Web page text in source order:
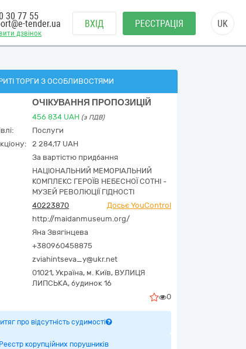
дзвінок
30 77 55
tender.ua ВХІД РЕЄСТРАЦІЯ UK
ТОРГИ З ОСОБЛИВОСТЯМИ
ОЧІКУВАННЯ ПРОПОЗИЦІЙ
456 834 UAH (з ПДВ)
Послуги
2 284,17 UAH
За вартістю придбання
НАЦІОНАЛЬНИЙ МЕМОРІАЛЬНИЙ
КОМПЛЕКС ГЕРОЇВ НЕБЕСНОЇ СОТНІ -
МУЗЕЙ РЕВОЛЮЦІЇ ГІДНОСТІ
40223870
Досьє YouControl
http://maidanmuseum.org/
Яна Звягінцева
+380960458875
zviahintseva_y@ukr.net
01021, Україна, м. Київ, ВУЛИЦЯ
ЛИПСЬКА, будинок 16
0
про відсутність судимості
Реєстр корупційних порушників